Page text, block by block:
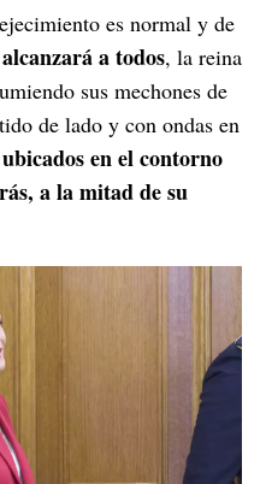
es normal y de
a todos, la reina
sus mechones de
de lado y con ondas en
ubicados en el contorno
a la mitad de su